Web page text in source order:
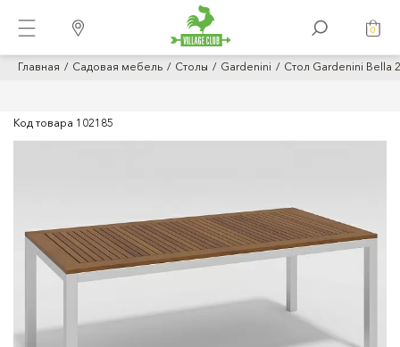
0
Главная Садовая мебель Столы Gardenini Стол Gardenini Bella
Код товара 102185